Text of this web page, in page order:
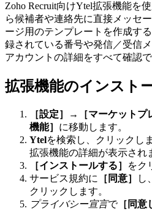
Zoho Recruit向けYtel拡張機能を
ら候補者や連絡先に直接メッセ
ージ用のテンプレートを作成す
録されている番号や発信／受信
アカウントの詳細をすべて確認で
拡張機能のインスト
［設定］ → ［マーケットプ
機能］ に移動します。
Ytelを検索し、クリックし
拡張機能の詳細が表示され
［インストールする］
をク
サービス規約に
［同意］ し、
クリックします。
プライバシー宣言で［同意